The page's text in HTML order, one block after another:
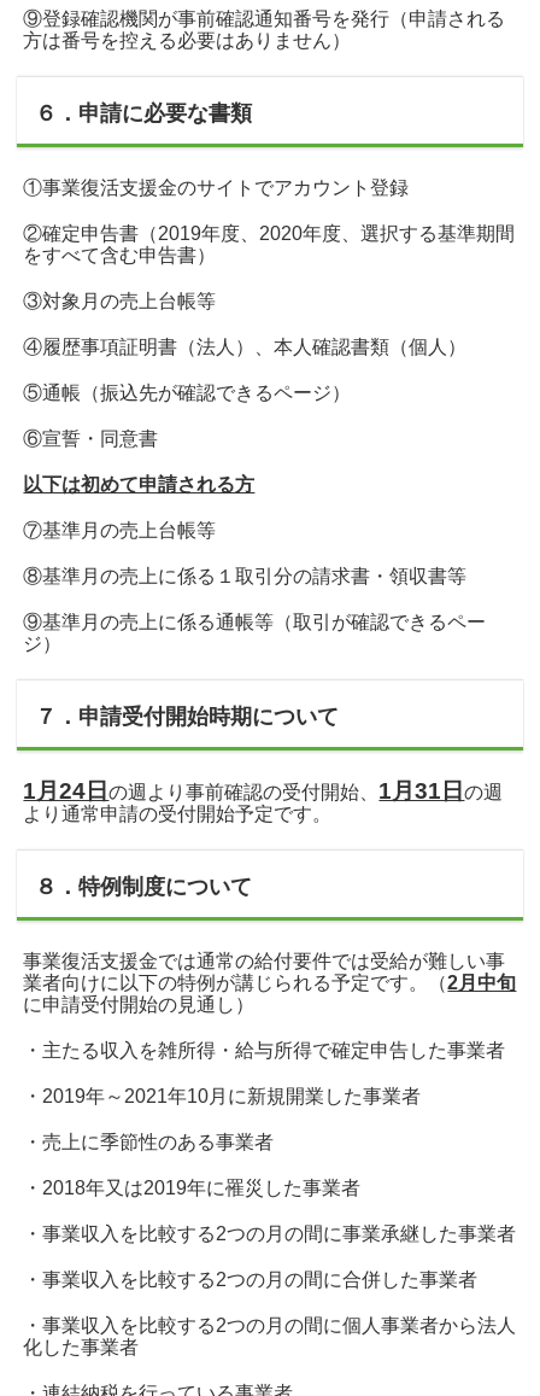
⑨登録確認機関が事前確認通知番号を発行（申請される
方は番号を控える必要はありません）
６．申請に必要な書類
①事業復活支援金のサイトでアカウント登録
②確定申告書（2019年度、2020年度、選択する基準期間
をすべて含む申告書）
③対象月の売上台帳等
④履歴事項証明書（法人）、本人確認書類（個人）
⑤通帳（振込先が確認できるページ）
⑥宣誓・同意書
以下は初めて申請される方
⑦基準月の売上台帳等
⑧基準月の売上に係る１取引分の請求書・領収書等
⑨基準月の売上に係る通帳等（取引が確認できるペー
ジ）
７．申請受付開始時期について
1月24日の週より事前確認の受付開始、 1月31日の週
より通常申請の受付開始予定です。
８．特例制度について
事業復活支援金では通常の給付要件では受給が難しい事
業者向けに以下の特例が講じられる予定です。（2月中旬
に申請受付開始の見通し）
・主たる収入を雑所得・給与所得で確定申告した事業者
・2019年～2021年10月に新規開業した事業者
・売上に季節性のある事業者
・2018年又は2019年に罹災した事業者
・事業収入を比較する2つの月の間に事業承継した事業者
・事業収入を比較する2つの月の間に合併した事業者
・事業収入を比較する2つの月の間に個人事業者から法人
化した事業者